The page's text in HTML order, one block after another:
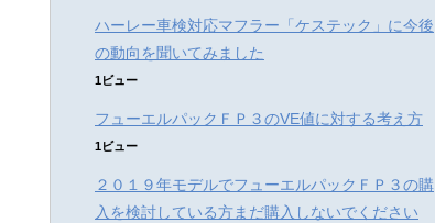
ハーレー車検対応マフラー「ケステック」に今後
の動向を聞いてみました
1ビュー
フューエルパックＦＰ３のVE値に対する考え方
1ビュー
２０１９年モデルでフューエルパックＦＰ３の購
入を検討している方まだ購入しないでください